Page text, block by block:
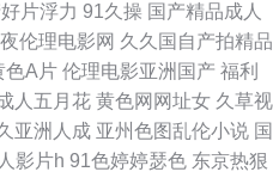
超碰窝窝 福利社性交A片 蜜桃91无码
免费一卡二卡 色色欧美人妖 91视频
韩精品欧美自拍 91视频一区蜜桃 国
片浮力 91久操 国产精品成人
伦理电影网 久久国自产拍精品
色A片 伦理电影亚洲国产 福利
人五月花 黄色网网址女 久草视
亚洲人成 亚州色图乱伦小说 国
影片h 91色婷婷瑟色 东京热狠